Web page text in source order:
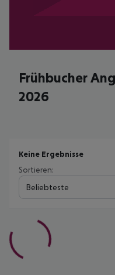
Frühbucher
2026
Keine Ergebnisse
Sortieren:
Beliebteste